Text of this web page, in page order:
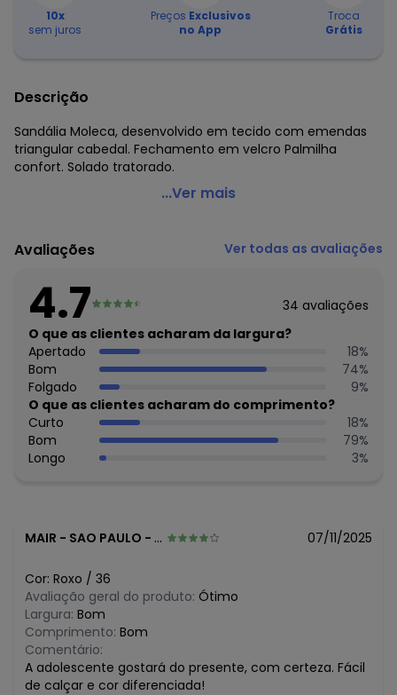
10x
sem juros
Preços Exclusivos
no App
Troca
Grátis
Descrição
Sandália Moleca, desenvolvido em tecido com emendas
triangular cabedal. Fechamento em velcro Palmilha
confort. Solado tratorado.
Moleca - Sandália Moleca Laranja com Velcro
Observação: Velcro - Palmilha confort
Tecido: Tecido
Histórico de preços
O preço apresentado abaixo é o menor oferecido em
algum dia do mês, para o menor tamanho disponível.
agosto/2026
N/D*
julho/2026 N/D*
junho/2026
maio/2026 N/D*
abril/2026 R$ 79,99
março/2026 N/D*
...Ver mais
Avaliações Ver todas as avaliações
4.7 34 avaliações
O que as clientes acharam da largura?
Apertado
18%
Bom
74%
Folgado
9%
O que as clientes acharam do comprimento?
Curto
18%
Bom
79%
Longo
3%
MAIR - SAO PAULO - SP 07/11/2025
Cor: Roxo / 36
Avaliação geral do produto: Ótimo
Largura: Bom
Comprimento: Bom
Comentário:
A adolescente gostará do presente, com certeza. Fácil
de calçar e cor diferenciada!